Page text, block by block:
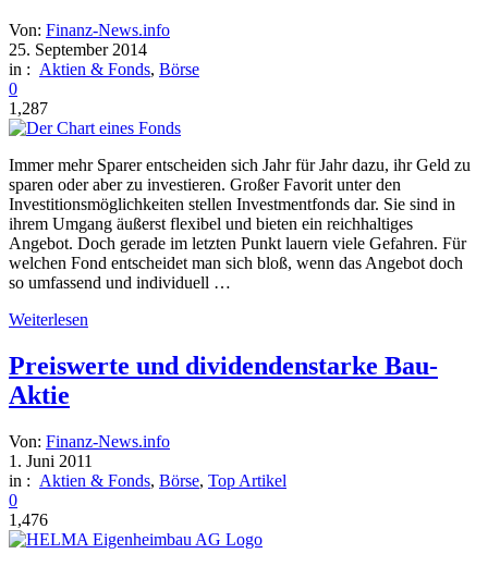
Von: Finanz-News.info
25. September 2014
in : Aktien & Fonds, Börse
0
1,287
Immer mehr Sparer entscheiden sich Jahr für Jahr dazu, ihr Geld zu
sparen oder aber zu investieren. Großer Favorit unter den
Investitionsmöglichkeiten stellen Investmentfonds dar. Sie sind in
ihrem Umgang äußerst flexibel und bieten ein reichhaltiges
Angebot. Doch gerade im letzten Punkt lauern viele Gefahren. Für
welchen Fond entscheidet man sich bloß, wenn das Angebot doch
so umfassend und individuell …
Weiterlesen
Preiswerte und dividendenstarke Bau-
Aktie
Von: Finanz-News.info
1. Juni 2011
in : Aktien & Fonds, Börse, Top Artikel
0
1,476